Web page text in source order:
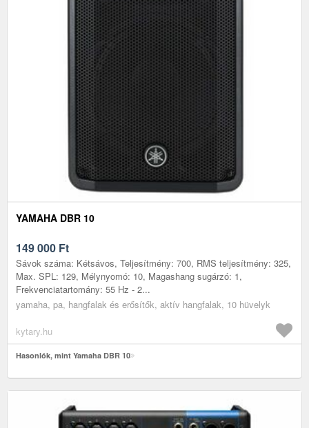
YAMAHA DBR 10
149 000 Ft
Sávok száma: Kétsávos, Teljesítmény: 700, RMS teljesítmény: 325,
Max. SPL: 129, Mélynyomó: 10, Magashang sugárzó: 1,
Frekvenciatartomány: 55 Hz - 2...
yamaha, pa, hangfalak és erősítők, aktív hangfalak, 10 hüvelyk
kytary.hu
Hasonlók, mint Yamaha DBR 10